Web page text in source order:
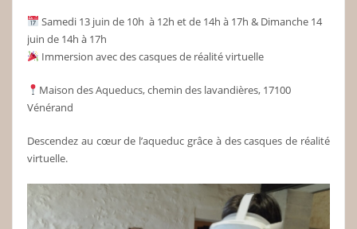
Samedi 13 juin de 10h à 12h et de 14h à 17h & Dimanche 14
juin de 14h à 17h
Immersion avec des casques de réalité virtuelle
Maison des Aqueducs, chemin des lavandières, 17100
Vénérand
Descendez au cœur de l’aqueduc grâce à des casques de réalité
virtuelle.